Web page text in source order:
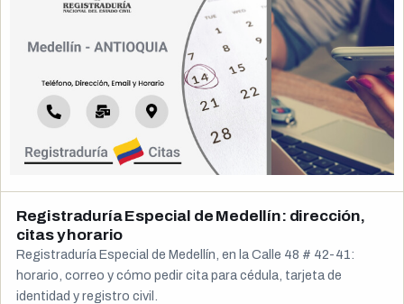
Registraduría Especial de Medellín: dirección,
citas y horario
Registraduría Especial de Medellín, en la Calle 48 # 42-41:
horario, correo y cómo pedir cita para cédula, tarjeta de
identidad y registro civil.